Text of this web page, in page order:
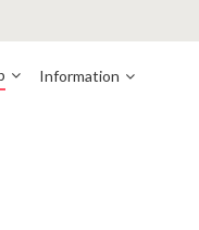
Information